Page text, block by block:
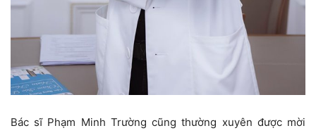
Bác sĩ Phạm Minh Trường cũng thường xuyên được mời